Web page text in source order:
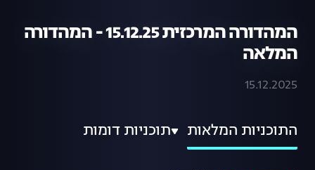
המהדורה המרכזית 15.12.25 - המהדורה
המלאה
15.12.2025
התוכניות המלאות תוכניות דומות